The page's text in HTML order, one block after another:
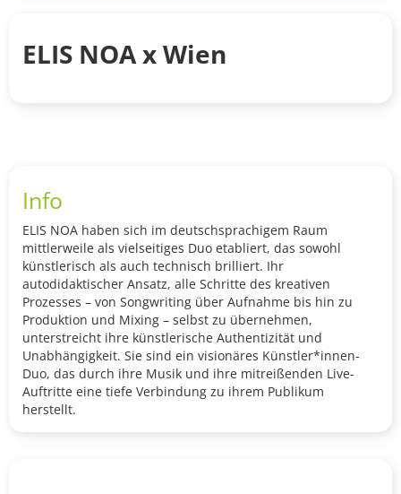
ELIS NOA x Wien
Info
ELIS NOA haben sich im deutschsprachigem Raum
mittlerweile als vielseitiges Duo etabliert, das sowohl
künstlerisch als auch technisch brilliert. Ihr
autodidaktischer Ansatz, alle Schritte des kreativen
Prozesses – von Songwriting über Aufnahme bis hin zu
Produktion und Mixing – selbst zu übernehmen,
unterstreicht ihre künstlerische Authentizität und
Unabhängigkeit. Sie sind ein visionäres Künstler*innen-
Duo, das durch ihre Musik und ihre mitreißenden Live-
Auftritte eine tiefe Verbindung zu ihrem Publikum
herstellt.